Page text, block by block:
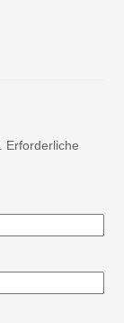
Erforderliche